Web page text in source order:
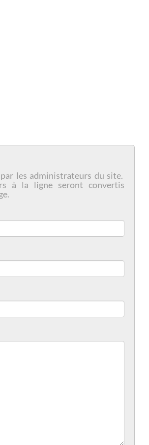
les administrateurs du site.
à la ligne seront convertis